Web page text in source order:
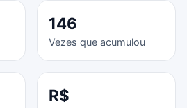
146
Vezes que acumulou
R$